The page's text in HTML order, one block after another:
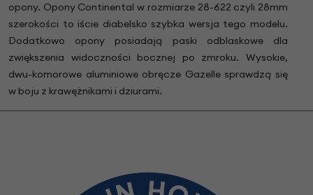
opony. Opony Continental w rozmiarze 28-622 czyli 28mm
szerokości to iście diabelsko szybka wersja tego modelu.
Dodatkowo opony posiadają paski odblaskowe dla
zwiększenia widoczności bocznej po zmroku. Wysokie,
dwu-komorowe aluminiowe obręcze Gazelle sprawdzą się
w boju z krawężnikami i dziurami.